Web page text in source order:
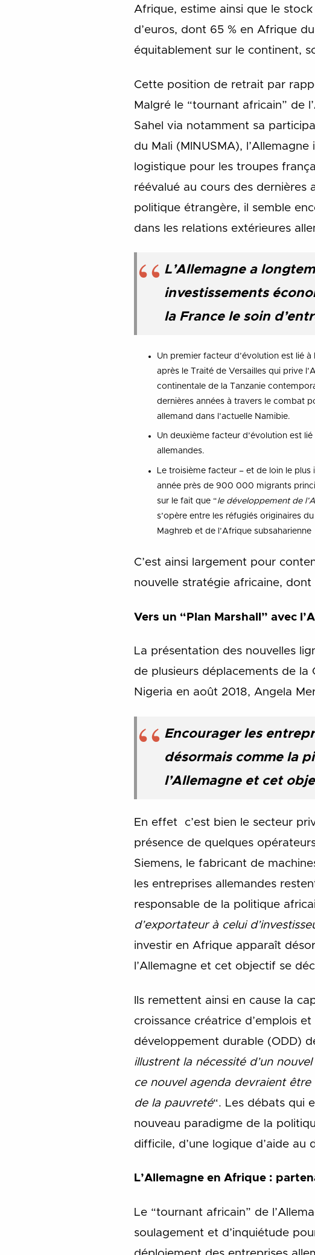
Afrique, estime ainsi que le
d’euros, dont 65 % en Afrique
équitablement sur le continent,
Cette position de retrait par
Malgré le “tournant africain” de
Sahel via notamment sa
du Mali (MINUSMA),
logistique pour les troupes
réévalué au cours des dernières
politique étrangère, il semble
dans les relations extérieures
L’Allemagne a
investissements
la France le soin
Un premier facteur d’évolution est lié
après le Traité de Versailles qui prive
continentale de la Tanzanie
dernières années à travers le combat
allemand dans l’actuelle Namibie.
Un deuxième facteur d’évolution est
allemandes.
Le troisième facteur – et de loin le
année près de 900 000 migrants
sur le fait que “le développement de
s’opère entre les réfugiés originaires
Maghreb et de l’Afrique subsaharienne
C’est ainsi largement pour
nouvelle stratégie africaine,
Vers un “Plan Marshall” avec
La présentation des nouvelles
de plusieurs déplacements de la
Nigeria en août 2018, Angela
Encourager les
désormais comme la
l’Allemagne et cet
En effet c’est bien le secteur
présence de quelques
Siemens, le fabricant de
les entreprises allemandes
responsable de la politique
d’exportateur à celui
investir en Afrique apparaît
l’Allemagne et cet objectif se
Ils remettent ainsi en cause la
croissance créatrice d’emplois
développement durable (ODD)
illustrent la nécessité d’un
ce nouvel agenda devraient être
de la pauvreté“. Les débats qui
nouveau paradigme de la
difficile, d’une logique d’aide au
L’Allemagne en Afrique :
Le “tournant africain” de
soulagement et d’inquiétude